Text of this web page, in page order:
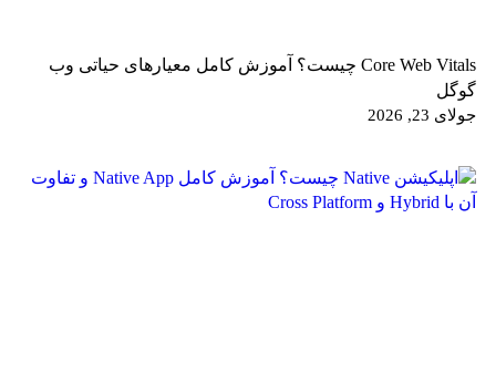
Core Web Vitals چیست؟ آموزش کامل معیارهای حیاتی وب
گوگل
جولای 23, 2026